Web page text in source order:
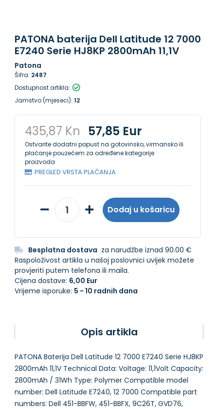
PATONA baterija Dell Latitude 12 7000
E7240 Serie HJ8KP 2800mAh 11,1V
Patona
Šifra: 2487
Dostupnost artikla:
Jamstvo (mjeseci): 12
435,87 Kn 57,85 Eur
Ostvarite dodatni popust na gotovinsko, virmansko ili
plaćanje pouzećem za određene kategorije
proizvoda
PREGLED VRSTA PLAĆANJA
Dodaj u košaricu
Besplatna dostava za narudžbe iznad 90.00 €
Raspoloživost artikla u našoj poslovnici uvijek možete
provjeriti putem telefona ili maila.
Cijena dostave: 6,00 Eur
Vrijeme isporuke: 5 - 10 radnih dana
Opis artikla
PATONA Baterija Dell Latitude 12 7000 E7240 Serie HJ8KP
2800mAh 11,1V Technical Data: Voltage: 11,1Volt Capacity:
2800mAh / 31Wh Type: Polymer Compatible model
number: Dell Latitude E7240, 12 7000 Compatible part
numbers: Dell 451-BBFW, 451-BBFX, 9C26T, GVD76,